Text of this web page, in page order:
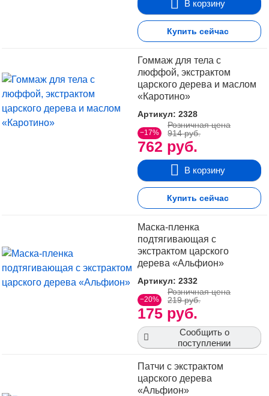
В корзину
Купить сейчас
Гоммаж для тела с
люффой, экстрактом
царского дерева и маслом
«Каротино»
Артикул: 2328
−17%
762 руб.
Розничная цена
914 руб.
В корзину
Купить сейчас
Маска-пленка
подтягивающая с
экстрактом царского
дерева «Альфион»
Артикул: 2332
−20%
175 руб.
Розничная цена
219 руб.
Сообщить о
поступлении
Патчи с экстрактом
царского дерева
«Альфион»